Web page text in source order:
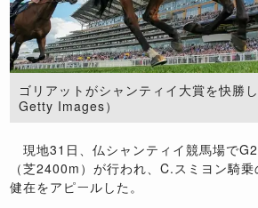
ゴリアットがシャンティイ大賞を快勝
Getty Images）
現地31 日、仏シャンティイ競馬場でG2
（芝2400m ）が行われ、C. スミヨン騎
健在をアピールした。